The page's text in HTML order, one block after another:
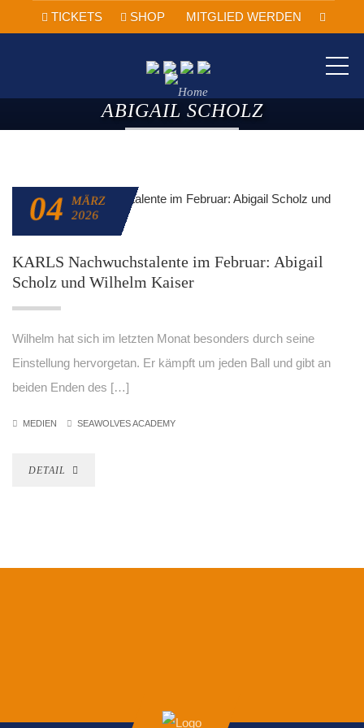
TICKETS SHOP MITGLIED WERDEN
ABIGAIL SCHOLZ
04
MÄRZ
2026
KARLS Nachwuchstalente im Februar: Abigail
Scholz und Wilhelm Kaiser
Wilhelm hat sich im letzten Monat besonders durch seine
Einstellung hervorgetan. Er kämpft um jeden Ball und gibt an
beiden Enden des […]
MEDIEN SEAWOLVES ACADEMY
DETAIL